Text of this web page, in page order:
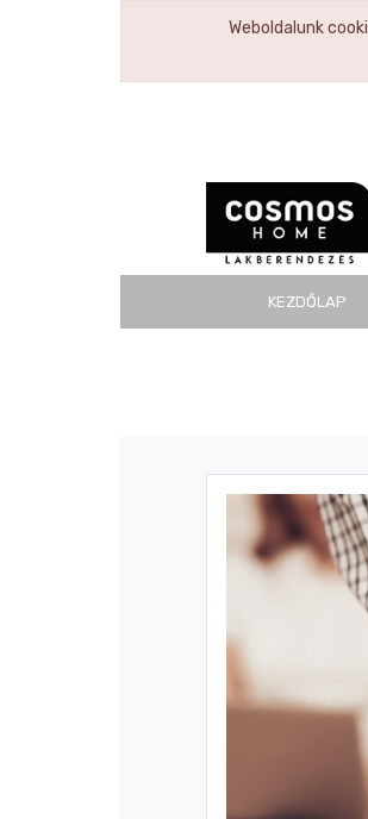
Weboldalunk
KEZDŐLAP